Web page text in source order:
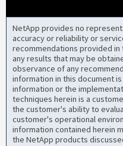
NetApp provides no
accuracy or reliability or
recommendations provided
any results that may be
observance of any
information in this document
information or the
techniques herein is a
the customer's ability to
customer's operational
information contained herein
the NetApp products